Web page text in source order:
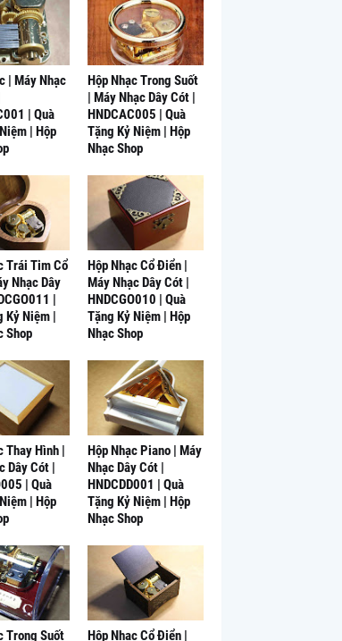
| Máy Nhạc
| Quà
| Hộp
Hộp Nhạc Trong Suốt
| Máy Nhạc Dây Cót |
HNDCAC005 | Quà
Tặng Kỷ Niệm | Hộp
Nhạc Shop
Trái Tim Cổ
Nhạc Dây
|
Kỷ Niệm |
Shop
Hộp Nhạc Cổ Điển |
Máy Nhạc Dây Cót |
HNDCGO010 | Quà
Tặng Kỷ Niệm | Hộp
Nhạc Shop
Thay Hình |
Dây Cót |
| Quà
| Hộp
Hộp Nhạc Piano | Máy
Nhạc Dây Cót |
HNDCDD001 | Quà
Tặng Kỷ Niệm | Hộp
Nhạc Shop
Trong Suốt Hộp Nhạc Cổ Điển |